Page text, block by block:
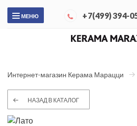
МЕНЮ +7(499) 394-
Интернет-магазин Керама Марацци
НАЗАД В КАТАЛОГ